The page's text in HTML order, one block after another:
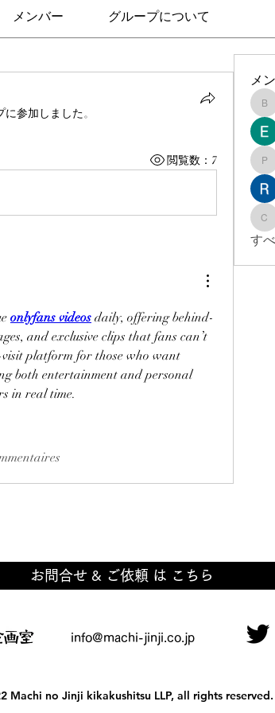
メンバー グループについて
に参加しました。
閲覧数：7
onlyfans videos daily, offering behind-
and exclusive clips that fans can’t
platform for those who want
both entertainment and personal
in real time.
メ
す
お問合せ & ご依頼 は こちら
info@machi-jinji.co.jp
Machi no Jinji kikakushitsu LLP, all rights reserved.